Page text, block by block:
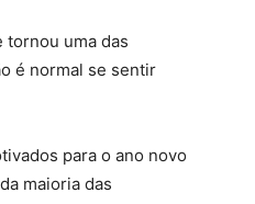
tornou uma das
é normal se sentir
para o ano novo
maioria das